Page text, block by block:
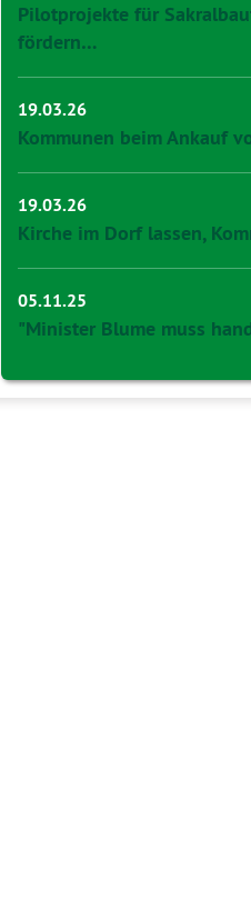
Pilotprojekte für
fördern…
19.03.26
Kommunen beim Ankauf
19.03.26
Kirche im Dorf lassen,
05.11.25
"Minister Blume muss